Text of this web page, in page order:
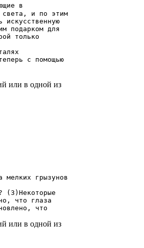
в
света, и по этим
искусственную
подарком для
только
с помощью
или в одной из
грызунов
что глаза
что
или в одной из